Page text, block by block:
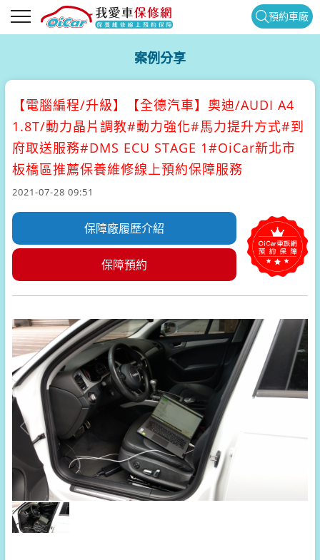
預約車廠
案例分享
【電腦編程/升級】
【全德汽車】奧迪/AUDI A4
1.8T/動力晶片調教#動力強化#馬力提升方式#到
府取送服務#DMS ECU STAGE 1#OiCar新北市
板橋區推薦保養維修線上預約保障服務
2021-07-28 09:51
保障廠履歷介紹
保障預約